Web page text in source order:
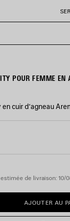
POUR FEMME EN
cuir d’agneau
de livraison: 10/
AU
AJOUTER AU